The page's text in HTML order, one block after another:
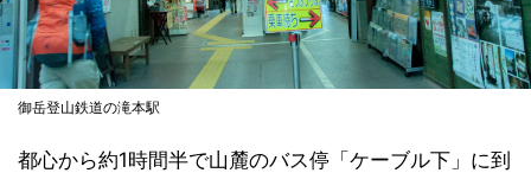
御岳登山鉄道の滝本駅
都心から約1時間半で山麓のバス停「ケーブル下」に到